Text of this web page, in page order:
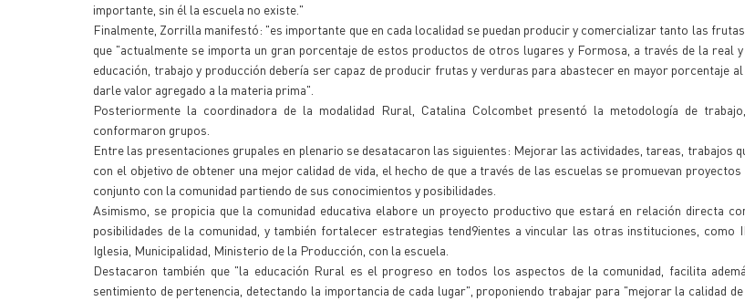
importante, sin él la escuela no existe."
Finalmente, Zorrilla manifestó: "es importante que en cada localidad se puedan producir y comercializar tanto las
que "actualmente se importa un gran porcentaje de estos productos de otros lugares y Formosa, a través de la real
educación, trabajo y producción debería ser capaz de producir frutas y verduras para abastecer en mayor porcentaje
darle valor agregado a la materia prima".
Posteriormente la coordinadora de la modalidad Rural, Catalina Colcombet presentó la metodología de
conformaron grupos.
Entre las presentaciones grupales en plenario se desatacaron las siguientes: Mejorar las actividades, tareas, trabajos
con el objetivo de obtener una mejor calidad de vida, el hecho de que a través de las escuelas se promuevan
conjunto con la comunidad partiendo de sus conocimientos y posibilidades.
Asimismo, se propicia que la comunidad educativa elabore un proyecto productivo que estará en relación directa
posibilidades de la comunidad, y también fortalecer estrategias tend9ientes a vincular las otras instituciones, como
Iglesia, Municipalidad, Ministerio de la Producción, con la escuela.
Destacaron también que "la educación Rural es el progreso en todos los aspectos de la comunidad, facilita
sentimiento de pertenencia, detectando la importancia de cada lugar", proponiendo trabajar para "mejorar la calidad